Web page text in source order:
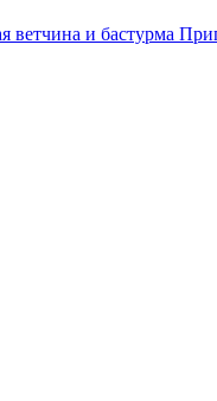
ветчина и бастурма